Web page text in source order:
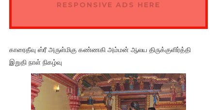
RESPONSIVE ADS HERE
காரைதீவு ஸ்ரீ அருள்மிகு கண்ணகி அம்மன் ஆலய திருக்குளிர்த்தி
இறுதி நாள் நிகழ்வு